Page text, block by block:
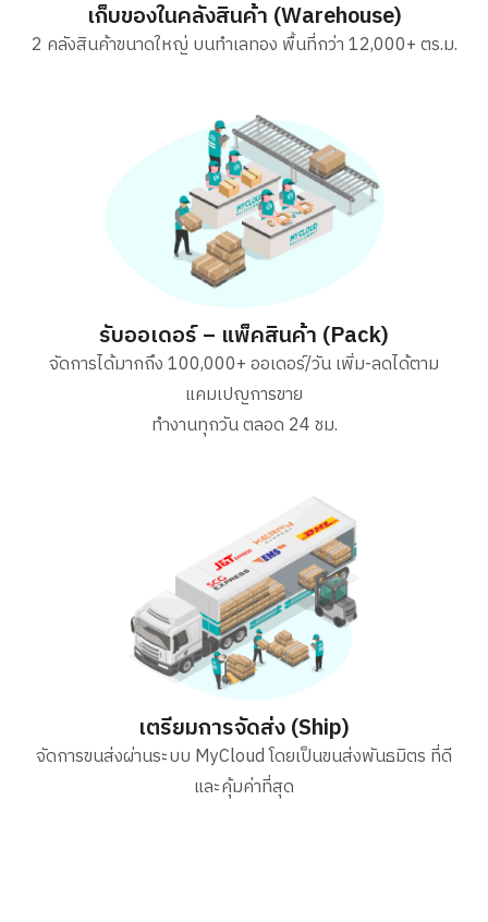
เก็บของในคลังสินค้า (Warehouse)
2 คลังสินค้าขนาดใหญ่ บนทำเลทอง พื้นที่กว่า 12,000+ ตร.ม.
รับออเดอร์ – แพ็คสินค้า (Pack)
จัดการได้มากถึง 100,000+ ออเดอร์/วัน เพิ่ม-ลดได้ตาม
แคมเปญการขาย
ทำงานทุกวัน ตลอด 24 ชม.
เตรียมการจัดส่ง (Ship)
จัดการขนส่งผ่านระบบ MyCloud โดยเป็นขนส่งพันธมิตร ที่ดี
และคุ้มค่าที่สุด